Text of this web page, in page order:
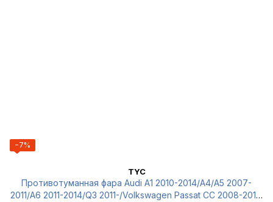
−7%
TYC
Противотуманная фара Audi A1 2010-2014/A4/A5 2007-
2011/A6 2011-2014/Q3 2011-/Volkswagen Passat CC 2008-2012,